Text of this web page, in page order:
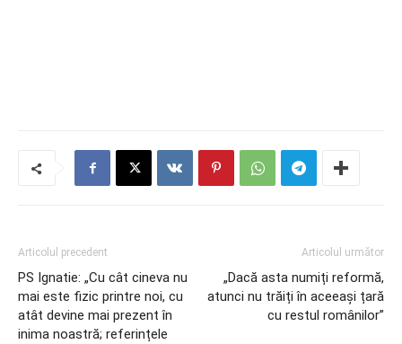
Articolul precedent
PS Ignatie: „Cu cât cineva nu
mai este fizic printre noi, cu
atât devine mai prezent în
inima noastră; referințele
Articolul următor
„Dacă asta numiți reformă,
atunci nu trăiți în aceeași țară
cu restul românilor”